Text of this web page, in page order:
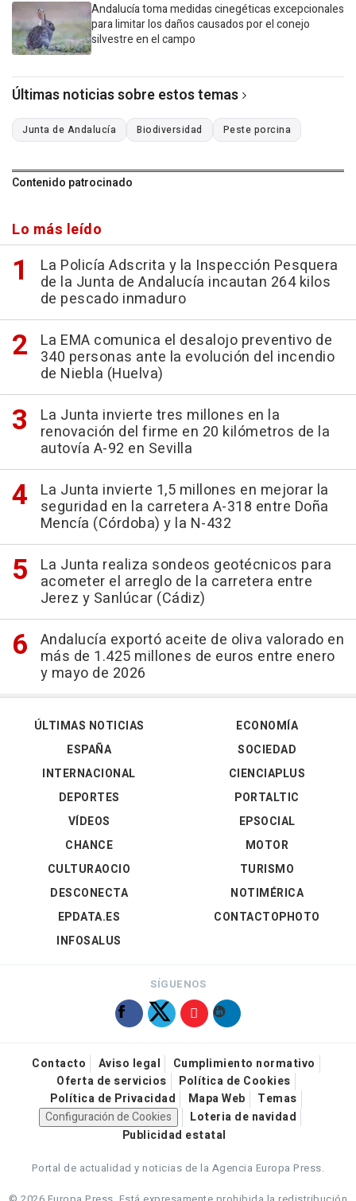
Andalucía toma medidas cinegéticas excepcionales
para limitar los daños causados por el conejo
silvestre en el campo
Últimas noticias sobre estos temas
Junta de Andalucía Biodiversidad Peste porcina
Contenido patrocinado
Lo más leído
La Policía Adscrita y la Inspección Pesquera
de la Junta de Andalucía incautan 264 kilos
de pescado inmaduro
La EMA comunica el desalojo preventivo de
340 personas ante la evolución del incendio
de Niebla (Huelva)
La Junta invierte tres millones en la
renovación del firme en 20 kilómetros de la
autovía A-92 en Sevilla
La Junta invierte 1,5 millones en mejorar la
seguridad en la carretera A-318 entre Doña
Mencía (Córdoba) y la N-432
La Junta realiza sondeos geotécnicos para
acometer el arreglo de la carretera entre
Jerez y Sanlúcar (Cádiz)
Andalucía exportó aceite de oliva valorado en
más de 1.425 millones de euros entre enero
y mayo de 2026
ÚLTIMAS NOTICIAS
ESPAÑA
INTERNACIONAL
DEPORTES
VÍDEOS
ECONOMÍA
SOCIEDAD
CIENCIAPLUS
PORTALTIC
EPSOCIAL
CHANCE
CULTURAOCIO
DESCONECTA
EPDATA.ES
INFOSALUS
MOTOR
TURISMO
NOTIMÉRICA
CONTACTOPHOTO
SÍGUENOS
Contacto Aviso legal
Cumplimiento normativo
Oferta de servicios
Política de Cookies
Política de Privacidad
Mapa Web
Temas
Configuración de Cookies
Loteria de navidad
Publicidad estatal
Portal de actualidad y noticias de la Agencia Europa Press.